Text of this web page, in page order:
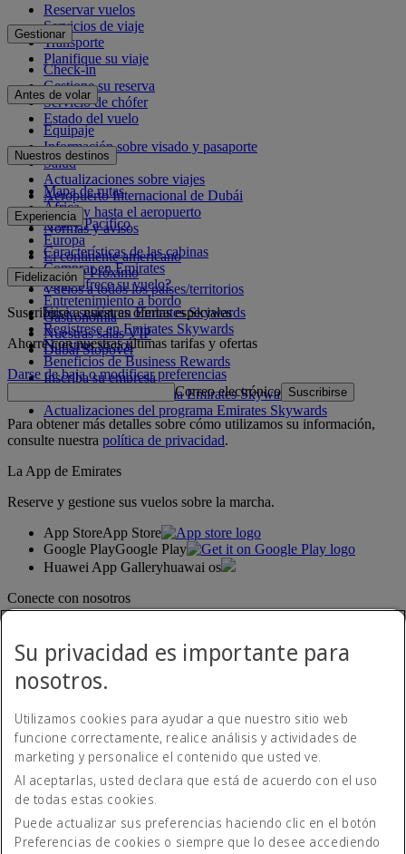
Reservar vuelos
Servicios de viaje
Transporte
Planifique su viaje
Gestionar
Check-in
Gestione su reserva
Servicio de chófer
Estado del vuelo
Antes de volar
Equipaje
Información sobre visado y pasaporte
Salud
Actualizaciones sobre viajes
Aeropuerto Internacional de Dubái
Desde y hasta el aeropuerto
Normas y avisos
Nuestros destinos
Mapa de rutas
África
Asia y Pacífico
Europa
El continente americano
Oriente Próximo
Vuelos a todos los países/territorios
Experiencia
Características de las cabinas
Comprar en Emirates
¿Qué ofrece su vuelo?
Entretenimiento a bordo
Gastronomía
Nuestras salas VIP
Dubai Stopover
Fidelización
Inicie sesión en Emirates Skywards
Regístrese en Emirates Skywards
Nuestros socios
Beneficios de Business Rewards
Inscriba su empresa
Normativa del programa Emirates Skywards
Actualizaciones del programa Emirates Skywards
Suscribirse a nuestras ofertas especiales
Ahorre con nuestras últimas tarifas y ofertas
Darse de baja o modificar preferencias
Correo electrónico Suscribirse
Para obtener más detalles sobre cómo utilizamos su información,
consulte nuestra política de privacidad.
La App de Emirates
Reserve y gestione sus vuelos sobre la marcha.
App StoreApp Store
Google PlayGoogle Play
Huawei App Galleryhuawai os
Conecte con nosotros
Declaración de accesibilidad
Contacte con nosotros
Política de privacidad
Condiciones generales
Su privacidad es importante para
nosotros.
Utilizamos cookies para ayudar a que nuestro sitio web
funcione correctamente, realice análisis y actividades de
marketing y personalice el contenido que usted ve.
Al aceptarlas, usted declara que está de acuerdo con el uso
de todas estas cookies.
Puede actualizar sus preferencias haciendo clic en el botón
Preferencias de cookies o siempre que lo desee accediendo